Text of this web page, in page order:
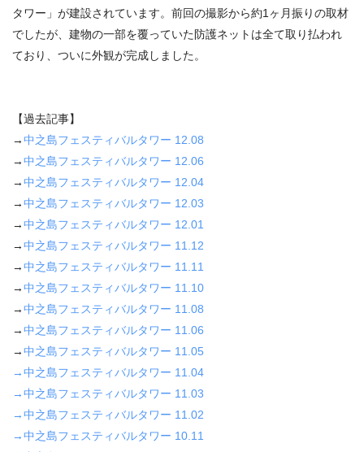
タワー」が建設されています。前回の撮影から約1ヶ月振りの取材
でしたが、建物の一部を覆っていた防護ネットは全て取り払われ
ており、ついに外観が完成しました。
【過去記事】
→中之島フェスティバルタワー 12.08
→中之島フェスティバルタワー 12.06
→中之島フェスティバルタワー 12.04
→中之島フェスティバルタワー 12.03
→中之島フェスティバルタワー 12.01
→中之島フェスティバルタワー 11.12
→中之島フェスティバルタワー 11.11
→中之島フェスティバルタワー 11.10
→中之島フェスティバルタワー 11.08
→中之島フェスティバルタワー 11.06
→中之島フェスティバルタワー 11.05
→中之島フェスティバルタワー 11.04
→中之島フェスティバルタワー 11.03
→中之島フェスティバルタワー 11.02
→中之島フェスティバルタワー 10.11